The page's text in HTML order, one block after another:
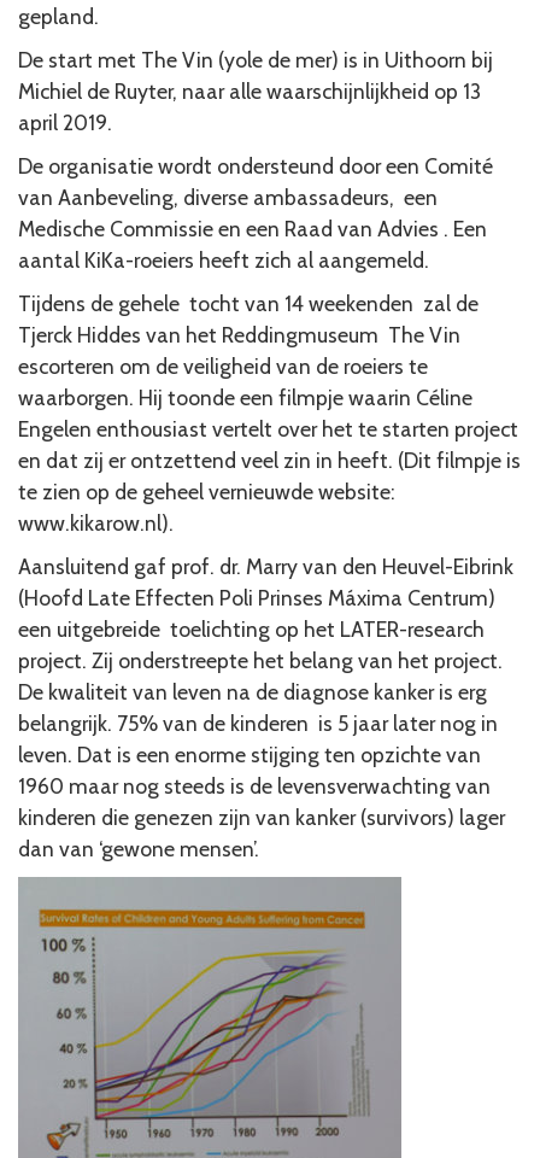
gepland.
De start met The Vin (yole de mer) is in Uithoorn bij
Michiel de Ruyter, naar alle waarschijnlijkheid op 13
april 2019.
De organisatie wordt ondersteund door een Comité
van Aanbeveling, diverse ambassadeurs, een
Medische Commissie en een Raad van Advies . Een
aantal KiKa-roeiers heeft zich al aangemeld.
Tijdens de gehele tocht van 14 weekenden zal de
Tjerck Hiddes van het Reddingmuseum The Vin
escorteren om de veiligheid van de roeiers te
waarborgen. Hij toonde een filmpje waarin Céline
Engelen enthousiast vertelt over het te starten project
en dat zij er ontzettend veel zin in heeft. (Dit filmpje is
te zien op de geheel vernieuwde website:
www.kikarow.nl).
Aansluitend gaf prof. dr. Marry van den Heuvel-Eibrink
(Hoofd Late Effecten Poli Prinses Máxima Centrum)
een uitgebreide toelichting op het LATER-research
project. Zij onderstreepte het belang van het project.
De kwaliteit van leven na de diagnose kanker is erg
belangrijk. 75% van de kinderen is 5 jaar later nog in
leven. Dat is een enorme stijging ten opzichte van
1960 maar nog steeds is de levensverwachting van
kinderen die genezen zijn van kanker (survivors) lager
dan van ‘gewone mensen’.